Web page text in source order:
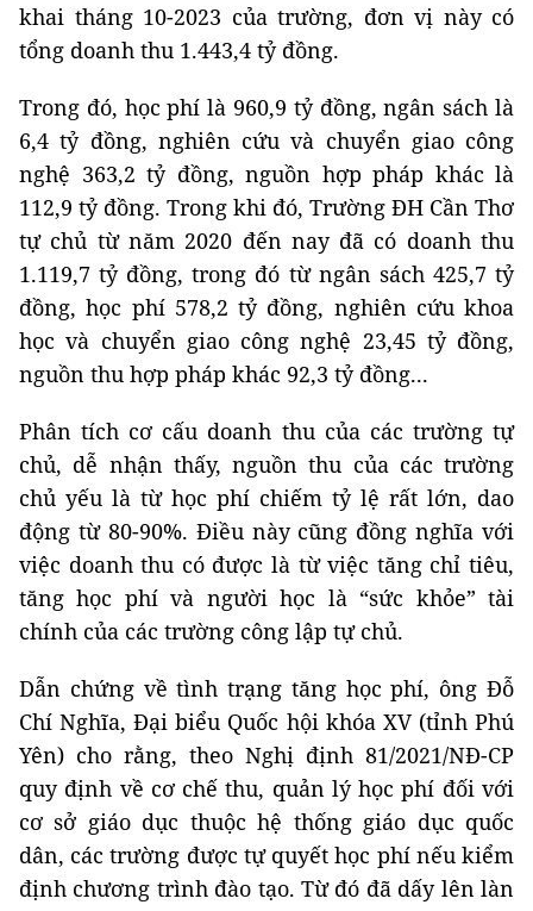
khai tháng 10-2023 của trường, đơn vị này có
tổng doanh thu 1.443,4 tỷ đồng.
Trong đó, học phí là 960,9 tỷ đồng, ngân sách là
6,4 tỷ đồng, nghiên cứu và chuyển giao công
nghệ 363,2 tỷ đồng, nguồn hợp pháp khác là
112,9 tỷ đồng. Trong khi đó, Trường ĐH Cần Thơ
tự chủ từ năm 2020 đến nay đã có doanh thu
1.119,7 tỷ đồng, trong đó từ ngân sách 425,7 tỷ
đồng, học phí 578,2 tỷ đồng, nghiên cứu khoa
học và chuyển giao công nghệ 23,45 tỷ đồng,
nguồn thu hợp pháp khác 92,3 tỷ đồng...
Phân tích cơ cấu doanh thu của các trường tự
chủ, dễ nhận thấy, nguồn thu của các trường
chủ yếu là từ học phí chiếm tỷ lệ rất lớn, dao
động từ 80-90%. Điều này cũng đồng nghĩa với
việc doanh thu có được là từ việc tăng chỉ tiêu,
tăng học phí và người học là “sức khỏe” tài
chính của các trường công lập tự chủ.
Dẫn chứng về tình trạng tăng học phí, ông Đỗ
Chí Nghĩa, Đại biểu Quốc hội khóa XV (tỉnh Phú
Yên) cho rằng, theo Nghị định 81/2021/NĐ-CP
quy định về cơ chế thu, quản lý học phí đối với
cơ sở giáo dục thuộc hệ thống giáo dục quốc
dân, các trường được tự quyết học phí nếu kiểm
định chương trình đào tạo. Từ đó đã dấy lên làn